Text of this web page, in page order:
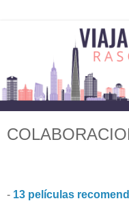
- 13 películas